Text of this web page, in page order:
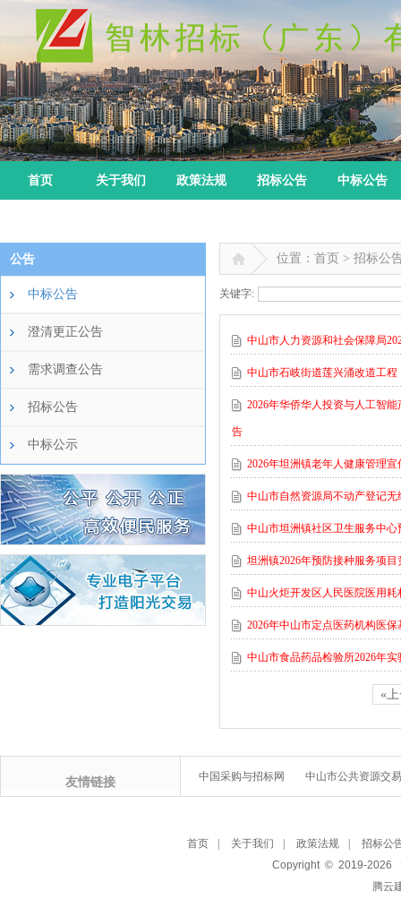
首页 关于我们 政策法规 招标公告 中标公告
公告
中标公告
澄清更正公告
需求调查公告
招标公告
中标公示
位置：首页 > 招标公
关键字:
中山市人力资源和社会保障局
中山市石岐街道莲兴涌改道工程
2026年华侨华人投资与人工智
告
2026年坦洲镇老年人健康管理
中山市自然资源局不动产登记
中山市坦洲镇社区卫生服务中
坦洲镇2026年预防接种服务项
中山火炬开发区人民医院医用
2026年中山市定点医药机构医
中山市食品药品检验所2026年
«
友情链接 中国采购与招标网 中山市公共资源交
首页 关于我们 政策法规
招标公
Copyright © 2019-2026
腾云